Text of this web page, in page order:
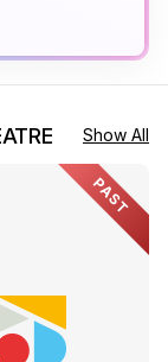
Show All
PAST